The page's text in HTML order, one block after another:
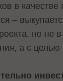
в качестве
–
но не
а с